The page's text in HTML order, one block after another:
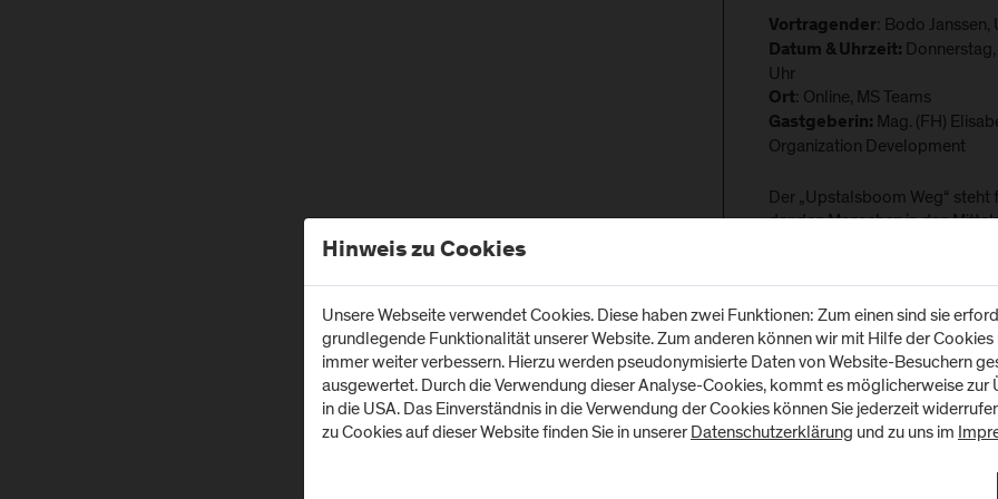
Vortragender: Bodo
Datum & Uhrzeit:
Uhr
Ort: Online, MS Teams
Gastgeberin: Mag. (FH)
Organization Development
Der „Upstalsboom Weg“
der den Menschen in den
Erfahrungen aus diesem
gibt wertvolle Einblicke in
Wertschöpfung durch
Führung ist Dienstleistung,
Performance Management
und Stärkung des Menschen
Hinweis zu Cookies
Unsere Webseite verwendet Cookies. Diese haben zwei Funktionen: Zum einen sind sie
grundlegende Funktionalität unserer Website. Zum anderen können wir mit Hilfe der Cookies
immer weiter verbessern. Hierzu werden pseudonymisierte Daten von Website-Besuchern
ausgewertet. Durch die Verwendung dieser Analyse-Cookies, kommt es möglicherweise
in die USA. Das Einverständnis in die Verwendung der Cookies können Sie jederzeit
zu Cookies auf dieser Website finden Sie in unsererDatenschutzerklärung und zu uns im